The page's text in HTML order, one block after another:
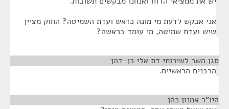
אני אבקש לדעת מי מונה כראש ועדת השמיטה? החוק מציין
שיש ועדת שמיטה, מי עומד בראשה?
סגן השר לשירותי דת אלי בן-דהן
הרבנים הראשיים.
היו"ר אמנון כהן